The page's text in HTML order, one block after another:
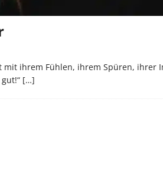
ihrem Fühlen, ihrem Spüren, ihrer
[…]